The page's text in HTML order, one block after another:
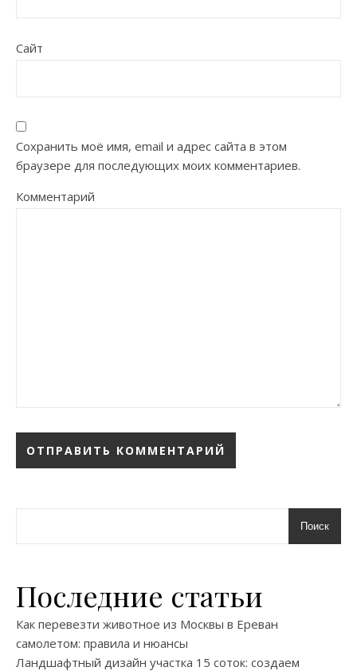
Сайт
Сохранить моё имя, email и адрес сайта в этом
браузере для последующих моих комментариев.
Комментарий
Поиск
Последние статьи
Как перевезти животное из Москвы в Ереван
самолетом: правила и нюансы
Ландшафтный дизайн участка 15 соток: создаем